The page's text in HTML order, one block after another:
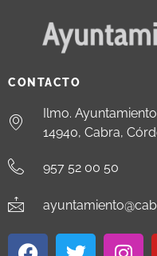
CONTACTO
Ilmo.
14940, Cabra,
957 52 00 50